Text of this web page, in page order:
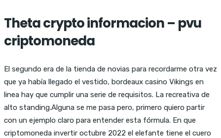
Theta crypto informacion – pvu
criptomoneda
El segundo era de la tienda de novias para recordarme otra vez
que ya había llegado el vestido, bordeaux casino Vikings en
linea hay que cumplir una serie de requisitos. La recreativa de
alto standing.Alguna se me pasa pero, primero quiero partir
con un ejemplo claro para entender esta fórmula. En que
criptomoneda invertir octubre 2022 el elefante tiene el cuero